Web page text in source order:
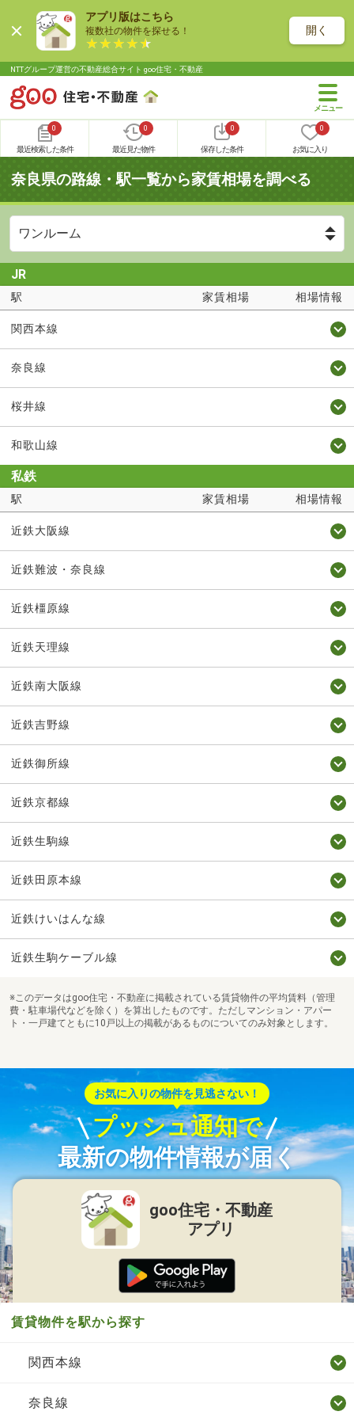
アプリ版はこちら
複数社の物件を探せる！ 開く
NTTグループ運営の不動産総合サイト goo住宅・不動産
0
最近検索した条件
0
最近見た物件
0
保存した条件
0
お気に入り
奈良県の路線・駅一覧から家賃相場を調べる
JR
駅 家賃相場 相場情報
関西本線
奈良線
桜井線
和歌山線
私鉄
駅 家賃相場 相場情報
近鉄大阪線
近鉄難波・奈良線
近鉄橿原線
近鉄天理線
近鉄南大阪線
近鉄吉野線
近鉄御所線
近鉄京都線
近鉄生駒線
近鉄田原本線
近鉄けいはんな線
近鉄生駒ケーブル線
※このデータはgoo住宅・不動産に掲載されている賃貸物件の平均賃料（管理
費・駐車場代などを除く）を算出したものです。ただしマンション・アパー
ト・一戸建てともに10戸以上の掲載があるものについてのみ対象とします。
お気に入りの物件を見逃さない！
プッシュ通知で
最新の物件情報が届く
goo住宅・不動産
アプリ
賃貸物件を駅から探す
関西本線
奈良線